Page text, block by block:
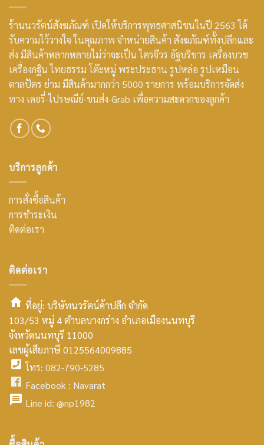
ร้านนวรัตน์สังฆภัณฑ์ เปิดให้บริการพุทธศาสนิชนในปี 2563 ได้
รับความไว้วางใจ ในคุณภาพ จำหน่ายสินค้า สังฆภัณฑ์ทั้งปลีกและ
ส่ง มีสินค้าหลากหลายไม่ว่าจะเป็น ไตรจีวร อัฐบริขาร เครื่องบวช
เครื่องกฐิน ไทยธรรม โต๊ะหมู่ พระประธาน รูปหล่อ รูปเหมือน
ตาลปัตร ย่าม มีสินค้ามากกว่า 5000 รายการ พร้อมบริการจัดส่ง
ทาง เคอรี่-ไปรษณีย์-ขนส่ง-Grab เพื่อความสะดวกของลูกค้า
บริการลูกค้า
การสั่งซื้อสินค้า
การชำระเงิน
ติดต่อเรา
ติดต่อเรา
smt2
home
icon
ที่อยู่: บริษัทนวรัตน์ค้าปลีก จำกัด
103/53 หมู่ 4 ตำบลบางกร่าง อำเภอเมืองนนทบุรี
จังหวัดนนทบุรี 11000
เลขผู้เสียภาษี 0125564009885
facebook
icon
โทร: 082-790-5285
facebook
Facebook : Navarat
Line id: @np1982